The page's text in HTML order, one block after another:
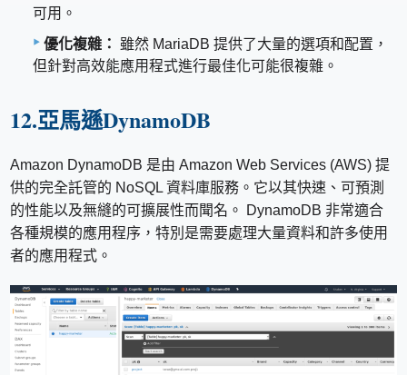
可用。
優化複雜：
雖然 MariaDB 提供了大量的選項和配置，
但針對高效能應用程式進行最佳化可能很複雜。
12.亞馬遜DynamoDB
Amazon DynamoDB 是由 Amazon Web Services (AWS) 提
供的完全託管的 NoSQL 資料庫服務。它以其快速、可預測
的性能以及無縫的可擴展性而聞名。 DynamoDB 非常適合
各種規模的應用程序，特別是需要處理大量資料和許多使用
者的應用程式。